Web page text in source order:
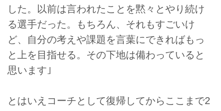
した。以前は言われたことを黙々とやり続け
る選手だった。もちろん、それもすごいけ
ど、自分の考えや課題を言葉にできればもっ
と上を目指せる。その下地は備わっていると
思います｣
とはいえコーチとして復帰してからここまで2